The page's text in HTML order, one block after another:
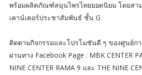
พร้อมผลิตภัณฑ์สมุนไพรไทยยอดนิยม โดยสา
เคาน์เตอร์ประชาสัมพันธ์ ชั้น G
ติดตามกิจกรรมและโปรโมชันดี ๆ ของศูนย์กา
ผ่านทาง Facebook Page : MBK CENTER
NINE CENTER RAMA 9 และ THE NINE